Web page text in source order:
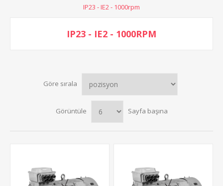
IP23 - IE2 - 1000rpm
IP23 - IE2 - 1000RPM
Göre sırala
Görüntüle Sayfa başına